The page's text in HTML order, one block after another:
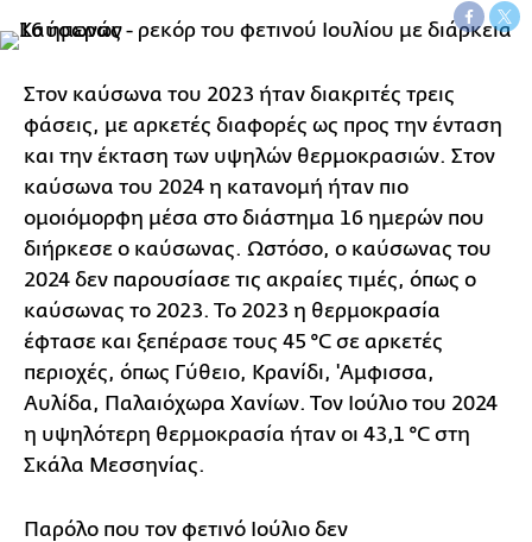
Στον καύσωνα του 2023 ήταν διακριτές τρεις
φάσεις, με αρκετές διαφορές ως προς την ένταση
και την έκταση των υψηλών θερμοκρασιών. Στον
καύσωνα του 2024 η κατανομή ήταν πιο
ομοιόμορφη μέσα στο διάστημα 16 ημερών που
διήρκεσε ο καύσωνας. Ωστόσο, ο καύσωνας του
2024 δεν παρουσίασε τις ακραίες τιμές, όπως ο
καύσωνας το 2023. Το 2023 η θερμοκρασία
έφτασε και ξεπέρασε τους 45 °C σε αρκετές
περιοχές, όπως Γύθειο, Κρανίδι, 'Αμφισσα,
Αυλίδα, Παλαιόχωρα Χανίων. Τον Ιούλιο του 2024
η υψηλότερη θερμοκρασία ήταν οι 43,1 °C στη
Σκάλα Μεσσηνίας.
Παρόλο που τον φετινό Ιούλιο δεν